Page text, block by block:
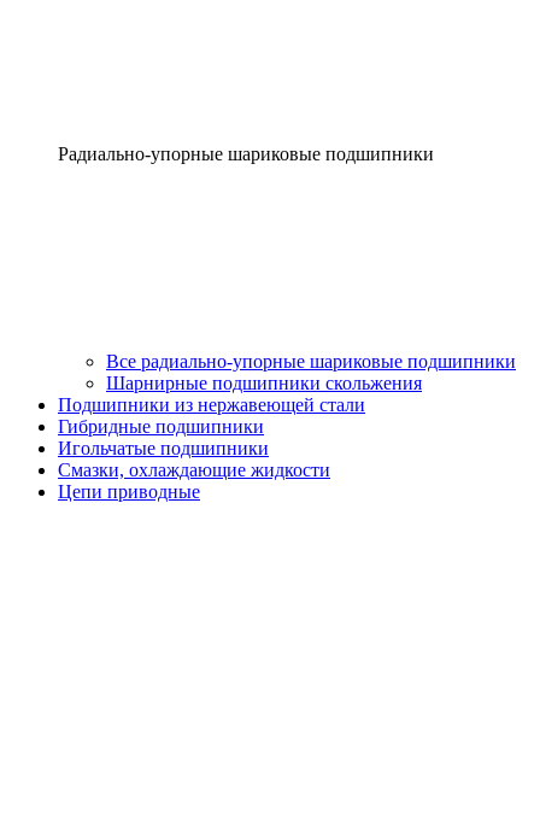
Радиально-упорные шариковые подшипники
Все радиально-упорные шариковые подшипники
Шарнирные подшипники скольжения
Подшипники из нержавеющей стали
Гибридные подшипники
Игольчатые подшипники
Смазки, охлаждающие жидкости
Цепи приводные